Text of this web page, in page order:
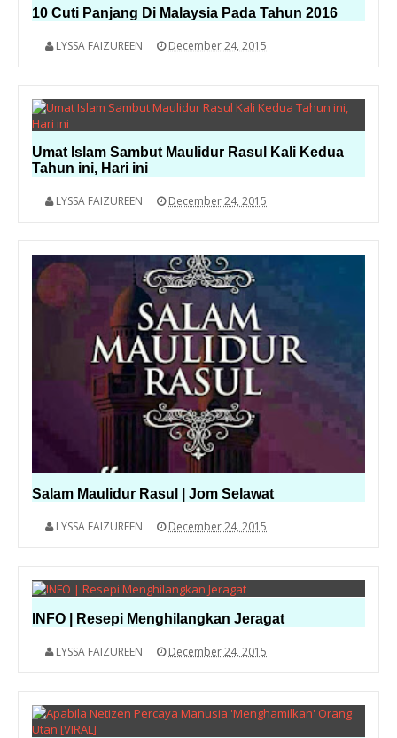
10 Cuti Panjang Di Malaysia Pada Tahun 2016
LYSSA FAIZUREEN December 24, 2015
Umat Islam Sambut Maulidur Rasul Kali Kedua
Tahun ini, Hari ini
LYSSA FAIZUREEN December 24, 2015
Salam Maulidur Rasul | Jom Selawat
LYSSA FAIZUREEN December 24, 2015
INFO | Resepi Menghilangkan Jeragat
LYSSA FAIZUREEN December 24, 2015